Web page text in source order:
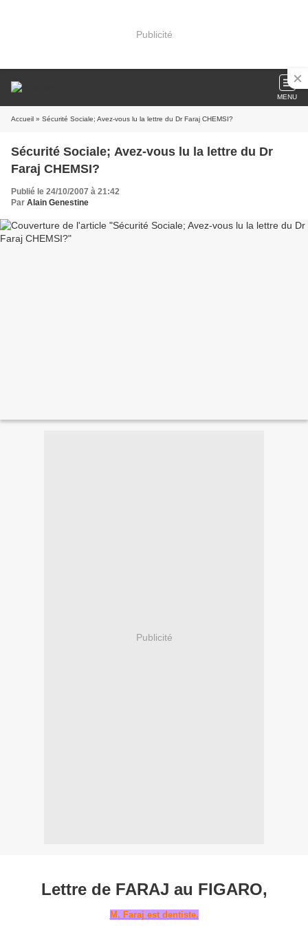
Publicité
MENU
Accueil » Sécurité Sociale; Avez-vous lu la lettre du Dr Faraj CHEMSI?
Sécurité Sociale; Avez-vous lu la lettre du Dr
Faraj CHEMSI?
Publié le 24/10/2007 à 21:42
Par Alain Genestine
Publicité
Lettre de FARAJ au FIGARO,
M. Faraj est dentiste.